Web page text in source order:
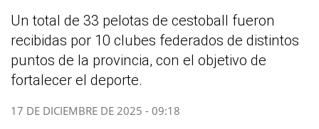
Un total de 33 pelotas de cestoball fueron
recibidas por 10 clubes federados de distintos
puntos de la provincia, con el objetivo de
fortalecer el deporte.
17 DE DICIEMBRE DE 2025 - 09:18